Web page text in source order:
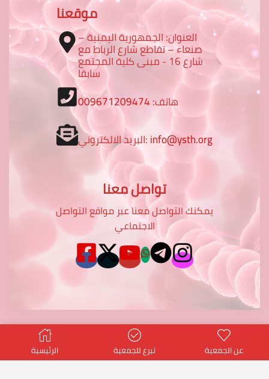
موقعنا
العنوان: الجمهورية اليمنية –
صنعاء – تقاطع شارع الرباط مع
شارع 16 - مبنى كلية المجتمع
سابقا
هاتف:009671209474
البريد الالكتروني:info@ysth.org
تواصل معنا
يمكنك التواصل معنا عبر مواقع التواصل
الاجتماعي
© Created by potentialtop- Power PT Co.
الرئيسية تبرع للجمعية عن الجمعية